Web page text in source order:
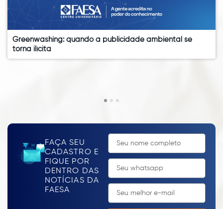
Greenwashing: quando a publicidade ambiental se
torna ilícita
FAÇA SEU
CADASTRO E
FIQUE POR
DENTRO DAS
NOTÍCIAS DA
FAESA